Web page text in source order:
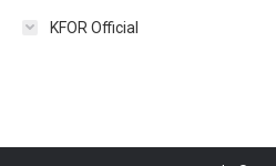
KFOR Official